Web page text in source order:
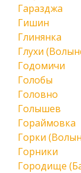
Гаразджа
Гишин
Глинянка
Глухи
Годомичи
Голобы
Головно
Голышев
Гораймовка
Горки
Горники
Городище